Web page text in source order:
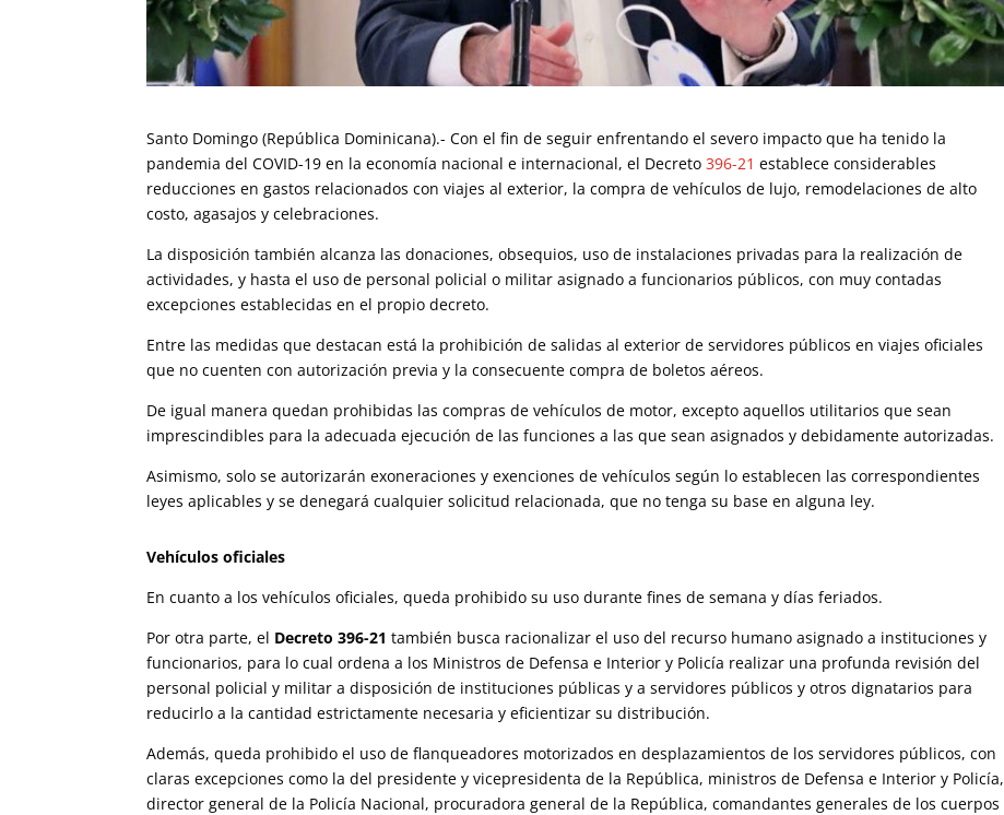
Santo Domingo (República Dominicana).- Con el fin de seguir enfrentando el severo impacto que ha tenido la
pandemia del COVID-19 en la economía nacional e internacional, el Decreto396-21 establece considerables
reducciones en gastos relacionados con viajes al exterior, la compra de vehículos de lujo, remodelaciones de alto
costo, agasajos y celebraciones.
La disposición también alcanza las donaciones, obsequios, uso de instalaciones privadas para la realización de
actividades, y hasta el uso de personal policial o militar asignado a funcionarios públicos, con muy contadas
excepciones establecidas en el propio decreto.
Entre las medidas que destacan está la prohibición de salidas al exterior de servidores públicos en viajes oficiales
que no cuenten con autorización previa y la consecuente compra de boletos aéreos.
De igual manera quedan prohibidas las compras de vehículos de motor, excepto aquellos utilitarios que sean
imprescindibles para la adecuada ejecución de las funciones a las que sean asignados y debidamente autorizadas.
Asimismo, solo se autorizarán exoneraciones y exenciones de vehículos según lo establecen las correspondientes
leyes aplicables y se denegará cualquier solicitud relacionada, que no tenga su base en alguna ley.
Vehículos oficiales
En cuanto a los vehículos oficiales, queda prohibido su uso durante fines de semana y días feriados.
Por otra parte, el Decreto 396-21 también busca racionalizar el uso del recurso humano asignado a instituciones y
funcionarios, para lo cual ordena a los Ministros de Defensa e Interior y Policía realizar una profunda revisión del
personal policial y militar a disposición de instituciones públicas y a servidores públicos y otros dignatarios para
reducirlo a la cantidad estrictamente necesaria y eficientizar su distribución.
Además, queda prohibido el uso de flanqueadores motorizados en desplazamientos de los servidores públicos, con
claras excepciones como la del presidente y vicepresidenta de la República, ministros de Defensa e Interior y Policía,
director general de la Policía Nacional, procuradora general de la República, comandantes generales de los cuerpos